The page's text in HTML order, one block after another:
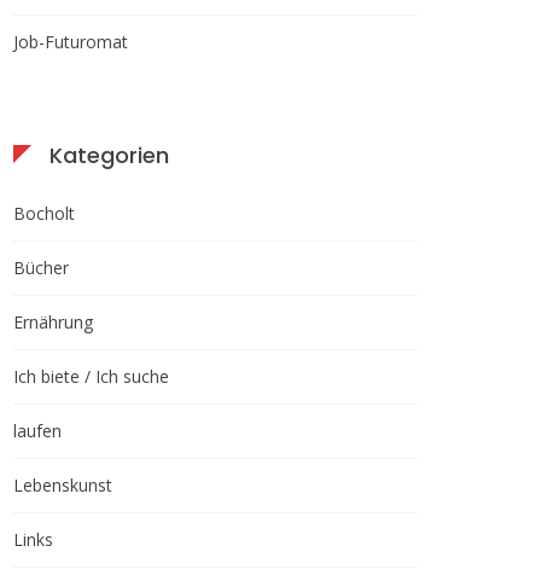
Job-Futuromat
Kategorien
Bocholt
Bücher
Ernährung
Ich biete / Ich suche
laufen
Lebenskunst
Links